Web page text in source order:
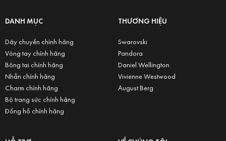
DANH MỤC
Dây chuyền chính hãng
Vòng tay chính hãng
Bông tai chính hãng
Nhẫn chính hãng
Charm chính hãng
Bộ trang sức chính hãng
Đồng hồ chính hãng
THƯƠNG HIỆU
Swarovski
Pandora
Daniel Wellington
Vivienne Westwood
August Berg